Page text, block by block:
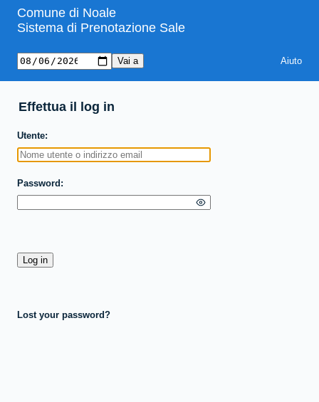
Comune di Noale
Sistema di Prenotazione Sale
Aiuto
Effettua il log in
Utente
Password
Lost your password?